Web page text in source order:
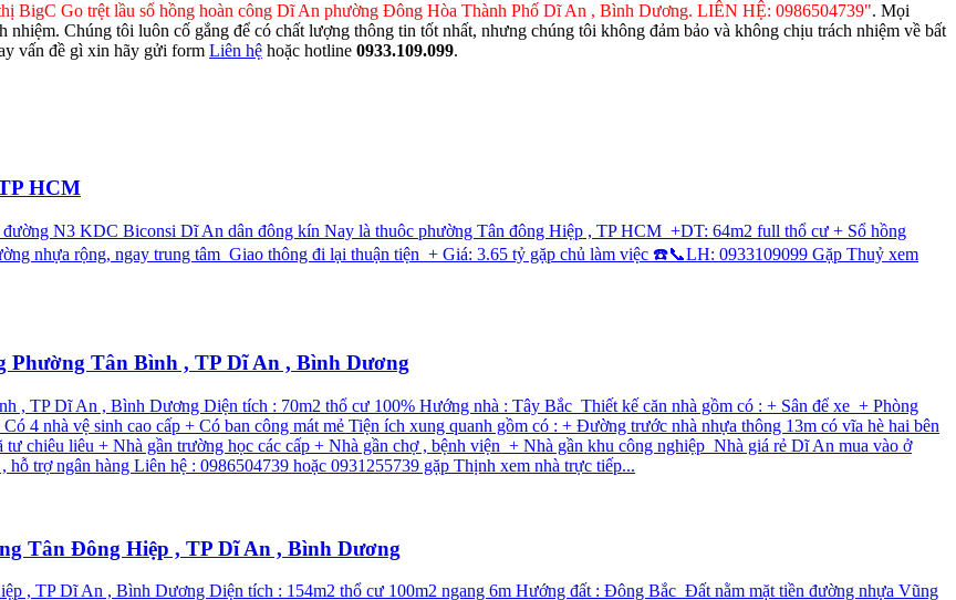
BigC Go trệt lầu sổ hồng hoàn công Dĩ An phường Đông Hòa Thành Phố Dĩ An , Bình Dương. LIÊN HỆ: 0986504739". Mọi
Chúng tôi luôn cố gắng để có chất lượng thông tin tốt nhất, nhưng chúng tôi không đảm bảo và không chịu trách nhiệm về bất
vấn đề gì xin hãy gửi form Liên hệ hoặc hotline 0933.109.099.
HCM
N3 KDC Biconsi Dĩ An dân đông kín Nay là thuôc phường Tân đông Hiệp , TP HCM +DT: 64m2 full thổ cư + Sổ hồng
nhựa rộng, ngay trung tâm Giao thông đi lại thuận tiện + Giá: 3.65 tỷ gặp chủ làm việc ☎️📞LH: 0933109099 Gặp Thuỷ xem
Phường Tân Bình , TP Dĩ An , Bình Dương
, TP Dĩ An , Bình Dương Diện tích : 70m2 thổ cư 100% Hướng nhà : Tây Bắc Thiết kế căn nhà gồm có : + Sân để xe + Phòng
4 nhà vệ sinh cao cấp + Có ban công mát mẻ Tiện ích xung quanh gồm có : + Đường trước nhà nhựa thông 13m có vĩa hè hai bên
chiêu liêu + Nhà gần trường học các cấp + Nhà gần chợ , bệnh viện + Nhà gần khu công nghiệp Nhà giá rẻ Dĩ An mua vào ở
trợ ngân hàng Liên hệ : 0986504739 hoặc 0931255739 gặp Thịnh xem nhà trực tiếp...
Tân Đông Hiệp , TP Dĩ An , Bình Dương
, TP Dĩ An , Bình Dương Diện tích : 154m2 thổ cư 100m2 ngang 6m Hướng đất : Đông Bắc Đất nằm mặt tiền đường nhựa Vũng